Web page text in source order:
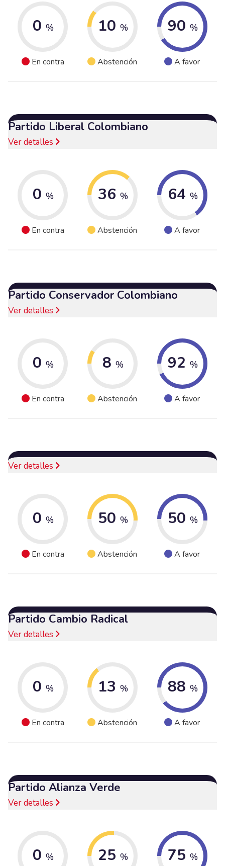
0 %
En contra
10 %
Abstención
90 %
A favor
Partido Liberal Colombiano
Ver detalles
0 %
En contra
36 %
Abstención
64 %
A favor
Partido Conservador Colombiano
Ver detalles
0 %
En contra
8 %
Abstención
92 %
A favor
Ver detalles
0 %
En contra
50 %
Abstención
50 %
A favor
Partido Cambio Radical
Ver detalles
0 %
En contra
13 %
Abstención
88 %
A favor
Partido Alianza Verde
Ver detalles
0 % 25 % 75 %